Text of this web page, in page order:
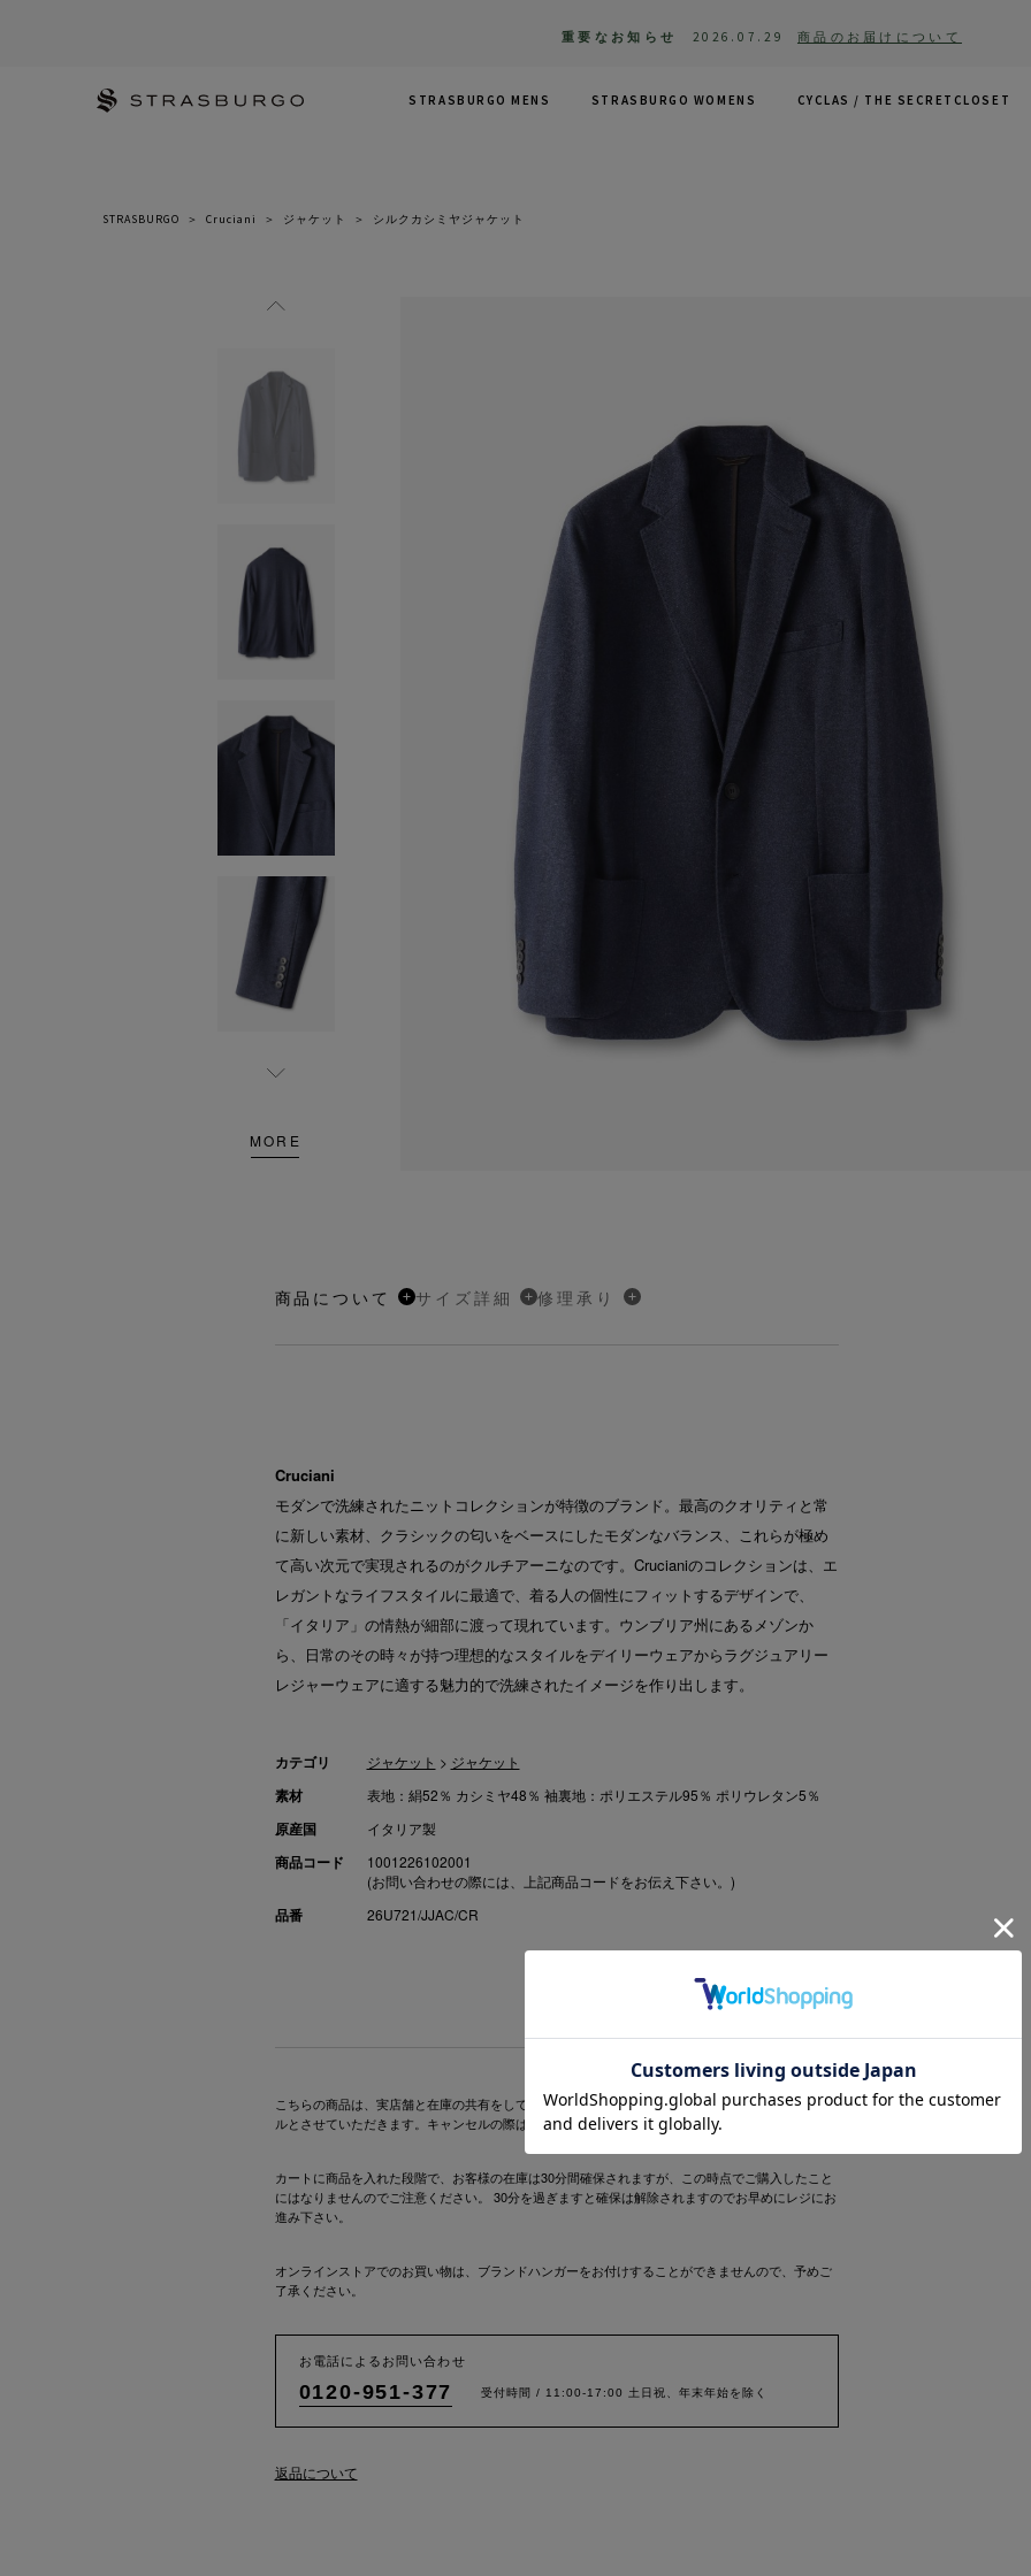
重要なお知らせ 2026.07.29
商品のお届けについて
STRASBURGO MENS STRASBURGO WOMENS CYCLAS / THE SECRETCLOSET
STRASBURGO ＞ Cruciani ＞ ジャケット ＞ シルクカシミヤジャケット
MORE
商品について サイズ詳細 修理承り
Cruciani
モダンで洗練されたニットコレクションが特徴のブランド。最高のクオリティと常
に新しい素材、クラシックの匂いをベースにしたモダンなバランス、これらが極め
て高い次元で実現されるのがクルチアーニなのです。Crucianiのコレクションは、エ
レガントなライフスタイルに最適で、着る人の個性にフィットするデザインで、
「イタリア」の情熱が細部に渡って現れています。ウンブリア州にあるメゾンか
ら、日常のその時々が持つ理想的なスタイルをデイリーウェアからラグジュアリー
レジャーウェアに適する魅力的で洗練されたイメージを作り出します。
カテゴリ ジャケット > ジャケット
素材 表地：絹52％ カシミヤ48％ 袖裏地：ポリエステル95％ ポリウレタン5％
原産国 イタリア製
商品コード
1001226102001
(お問い合わせの際には、上記商品コードをお伝え下さい。)
品番 26U721/JJAC/CR
こちらの商品は、実店舗と在庫の共有をしておりますため、商品の手配ができない場合はキャンセ
ルとさせていただきます。キャンセルの際は別途ご案内をお送りしますので予めご了承ください。
カートに商品を入れた段階で、お客様の在庫は30分間確保されますが、この時点でご購入したこと
にはなりませんのでご注意ください。 30分を過ぎますと確保は解除されますのでお早めにレジにお
進み下さい。
オンラインストアでのお買い物は、ブランドハンガーをお付けすることができませんので、予めご
了承ください。
お電話によるお問い合わせ
0120-951-377 受付時間 / 11:00-17:00 土日祝、年末年始を除く
返品について